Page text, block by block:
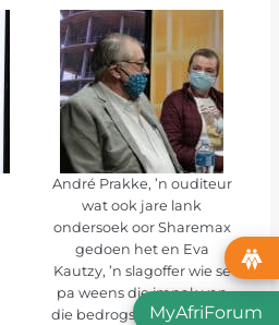
André Prakke, ’n ouditeur
wat ook jare lank
ondersoek oor Sharemax
gedoen het en Eva
Kautzy, ’n slagoffer wie se
pa weens die impak van
die bedrogspul selfmoord
MyAfriForum